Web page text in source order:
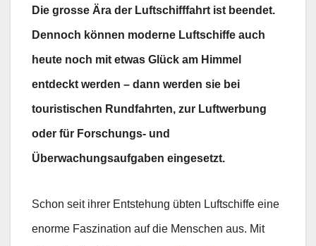
Die grosse Ära der Luftschifffahrt ist beendet.
Dennoch können moderne Luftschiffe auch
heute noch mit etwas Glück am Himmel
entdeckt werden – dann werden sie bei
touristischen Rundfahrten, zur Luftwerbung
oder für Forschungs- und
Überwachungsaufgaben eingesetzt.
Schon seit ihrer Entstehung übten Luftschiffe eine
enorme Faszination auf die Menschen aus. Mit